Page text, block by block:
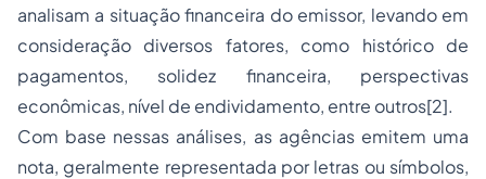
analisam a situação financeira do emissor, levando em
consideração diversos fatores, como histórico de
pagamentos, solidez financeira, perspectivas
econômicas, nível de endividamento, entre outros[2].
Com base nessas análises, as agências emitem uma
nota, geralmente representada por letras ou símbolos,